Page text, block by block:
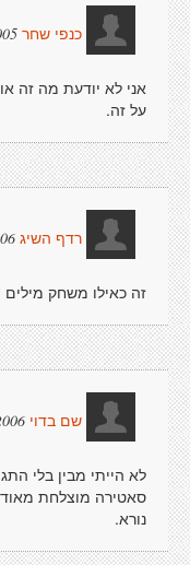
כנפי שחר
אני לא יודעת מה זה
על זה.
רדף השיג
זה כאילו משחק מילים
שם בדוי
לא הייתי מבין בלי
סאטירה מוצלחת מאוד,
נורא.